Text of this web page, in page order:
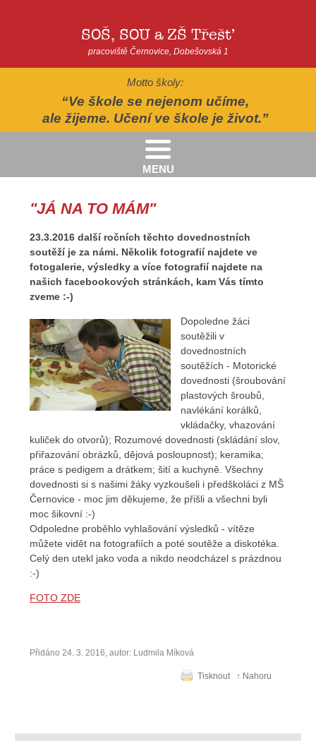
MENU
Motto školy:
Ve škole se nejenom učíme,
ale žijeme. Učení ve škole je život.
SOŠ, SOU a ZŠ Třešť
pracoviště Černovice, Dobešovská 1
"JÁ NA TO MÁM"
23.3.2016 další ročních těchto dovednostních
soutěží je za námi. Několik fotografií najdete ve
fotogalerie, výsledky a více fotografií najdete na
našich facebookových stránkách, kam Vás tímto
zveme :-)
Dopoledne žáci
soutěžili v
dovednostních
soutěžích - Motorické
dovednosti (šroubování
plastových šroubů,
navlékání korálků,
vkládačky, vhazování
kuliček do otvorů); Rozumové dovednosti (skládání slov,
přiřazování obrázků, dějová posloupnost); keramika;
práce s pedigem a drátkem; šití a kuchyně. Všechny
dovednosti si s našimi žáky vyzkoušeli i předškoláci z MŠ
Černovice - moc jim děkujeme, že přišli a všechni byli
moc šikovní :-)
Odpoledne proběhlo vyhlašování výsledků - vítěze
můžete vidět na fotografiích a poté soutěže a diskotéka.
Celý den utekl jako voda a nikdo neodcházel s prázdnou
:-)
FOTO ZDE
Přidáno 24. 3. 2016, autor: Ludmila Míková
Tisknout ↑ Nahoru